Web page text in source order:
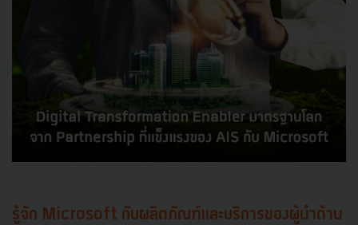
รู้จัก Microsoft กับผลิตภัณฑ์และบริการของผู้นำด้าน